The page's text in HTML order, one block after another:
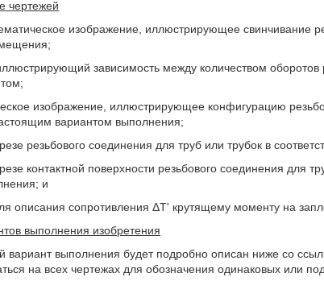
чертежей
изображение, иллюстрирующее свинчивание
зависимость между количеством оборотов
изображение, иллюстрирующее конфигурацию
вариантом выполнения;
резьбового соединения для труб или трубок в
контактной поверхности резьбового соединения для
и
описания сопротивления ΔT' крутящему моменту на
выполнения изобретения
вариант выполнения будет подробно описан ниже со
на всех чертежах для обозначения одинаковых или